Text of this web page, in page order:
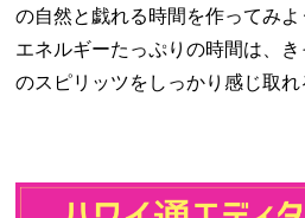
の自然と戯れる時間を作ってみ
エネルギーたっぷりの時間は、
のスピリッツをしっかり感じ取れ